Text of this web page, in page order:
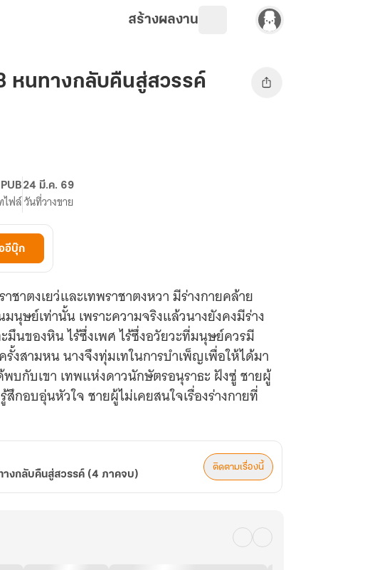
สร้างผลงาน
หนทางกลับคืนสู่สวรรค์
ไฟล์
24 มี.ค. 69
วันที่วางขาย
อีบุ๊ก
าตงเยว่และเทพราชาตงหวา มีร่างกายคล้าย
ษย์เท่านั้น เพราะความจริงแล้วนางยังคงมีร่าง
นของหิน ไร้ซึ่งเพศ ไร้ซึ่งอวัยวะที่มนุษย์ควรมี
งสามหน นางจึงทุ่มเทในการบำเพ็ญเพื่อให้ได้มา
กับเขา เทพแห่งดาวนักษัตรอนุราธะ ฝังซู่ ชายผู้
กอบอุ่นหัวใจ ชายผู้ไม่เคยสนใจเรื่องร่างกายที่
งกลับคืนสู่สวรรค์ (4 ภาคจบ)
ติดตามเรื่องนี้